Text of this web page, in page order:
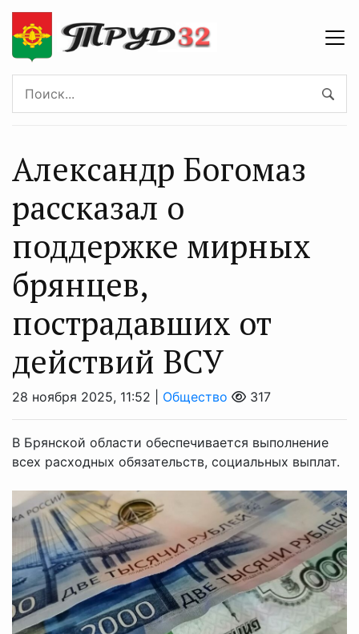
Александр Богомаз
рассказал о
поддержке мирных
брянцев,
пострадавших от
действий ВСУ
28 ноября 2025, 11:52 | Общество 317
В Брянской области обеспечивается выполнение
всех расходных обязательств, социальных выплат.